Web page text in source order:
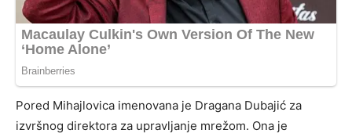
Pored Mihajlovica imenovana je Dragana Dubajić za
izvršnog direktora za upravljanje mrežom. Ona je